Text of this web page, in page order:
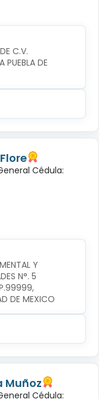
C.V.
PUEBLA DE
Cédula:
Y
N°. 5
DE MEXICO
Muñoz
Cédula: